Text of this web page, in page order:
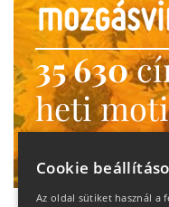
35 630
heti
Ne
Cookie
Az oldal sütiket használ a